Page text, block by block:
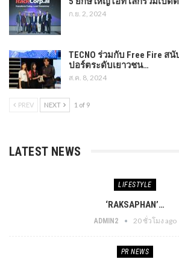
ก.ย. 2, 2024
TECNO ร่วมกับ Free Fire
ปอร์ตระดับเยาวชน…
ส.ค. 8, 2024
PREV NEXT 1 of 9
LATEST NEWS
LIFESTYLE
‘RAKSAPHAN’…
ADMIN2 20 ชั่วโมง ago
PR​ NEWS